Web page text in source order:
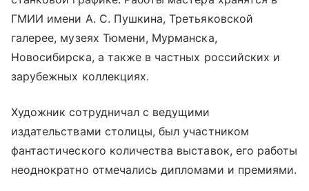
ГМИИ имени А. С. Пушкина, Третьяковской
галерее, музеях Тюмени, Мурманска,
Новосибирска, а также в частных российских и
зарубежных коллекциях.
Художник сотрудничал с ведущими
издательствами столицы, был участником
фантастического количества выставок, его работы
неоднократно отмечались дипломами и премиями.